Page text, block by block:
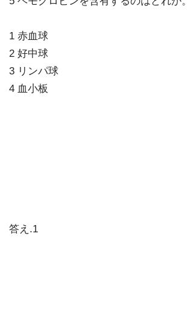
1 赤血球
2 好中球
3 リンパ球
4 血小板
答え.1